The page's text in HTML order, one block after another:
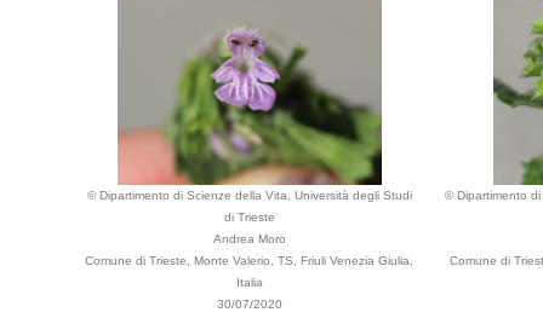
© Dipartimento di Scienze della Vita, Università degli Studi
di Trieste
Andrea Moro
Comune di Trieste, Monte Valerio, TS, Friuli Venezia Giulia,
Italia
30/07/2020
© Dipartimento
Comune di